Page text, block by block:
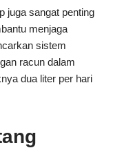
juga sangat penting
menjaga
sistem
racun dalam
dua liter per hari